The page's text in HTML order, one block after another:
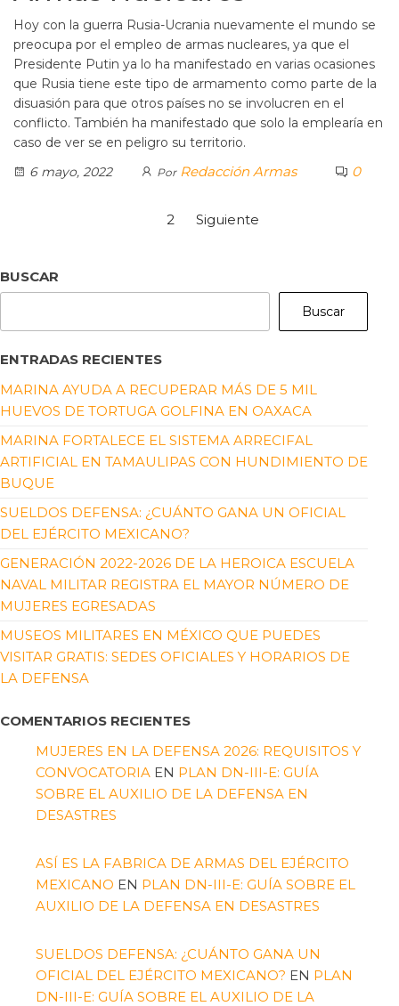
Hoy con la guerra Rusia-Ucrania nuevamente el mundo se
preocupa por el empleo de armas nucleares, ya que el
Presidente Putin ya lo ha manifestado en varias ocasiones
que Rusia tiene este tipo de armamento como parte de la
disuasión para que otros países no se involucren en el
conflicto. También ha manifestado que solo la emplearía en
caso de ver se en peligro su territorio.
6 mayo, 2022
Por Redacción Armas 0
2 Siguiente
BUSCAR
Buscar
ENTRADAS RECIENTES
MARINA AYUDA A RECUPERAR MÁS DE 5 MIL
HUEVOS DE TORTUGA GOLFINA EN OAXACA
MARINA FORTALECE EL SISTEMA ARRECIFAL
ARTIFICIAL EN TAMAULIPAS CON HUNDIMIENTO DE
BUQUE
SUELDOS DEFENSA: ¿CUÁNTO GANA UN OFICIAL
DEL EJÉRCITO MEXICANO?
GENERACIÓN 2022-2026 DE LA HEROICA ESCUELA
NAVAL MILITAR REGISTRA EL MAYOR NÚMERO DE
MUJERES EGRESADAS
MUSEOS MILITARES EN MÉXICO QUE PUEDES
VISITAR GRATIS: SEDES OFICIALES Y HORARIOS DE
LA DEFENSA
COMENTARIOS RECIENTES
MUJERES EN LA DEFENSA 2026: REQUISITOS Y
CONVOCATORIA EN PLAN DN-III-E: GUÍA
SOBRE EL AUXILIO DE LA DEFENSA EN
DESASTRES
ASÍ ES LA FABRICA DE ARMAS DEL EJÉRCITO
MEXICANO EN PLAN DN-III-E: GUÍA SOBRE EL
AUXILIO DE LA DEFENSA EN DESASTRES
SUELDOS DEFENSA: ¿CUÁNTO GANA UN
OFICIAL DEL EJÉRCITO MEXICANO? EN PLAN
DN-III-E: GUÍA SOBRE EL AUXILIO DE LA